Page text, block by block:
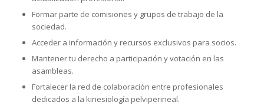
Formar parte de comisiones y grupos de trabajo de la
sociedad.
Acceder a información y recursos exclusivos para socios.
Mantener tu derecho a participación y votación en las
asambleas.
Fortalecer la red de colaboración entre profesionales
dedicados a la kinesiología pelviperineal.